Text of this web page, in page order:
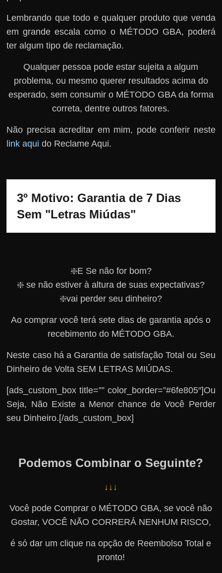
Lembrando que todo e qualquer produto que venda
em grande escala como o MÉTODO GBA, poderá
ter algum tipo de reclamação.
Qualquer pessoa pode estar sujeita a algum
problema, ou mesmo querer resultados acima do
esperado, sem consumir o MÉTODO GBA da forma
correta, dentre outros fatores.
Não precisa acreditar em mim, pode conferir neste
link aqui do Reclame Aqui.
3º Motivo: Garantia de 7 Dias
Sem "Letras Miúdas"
❇️E Se não for bom?
❇️ se não estiver à altura de suas expectativas?
❇️vai perder seu dinheiro?
Ao comprar você terá sete dias de garantia após o
recebimento do MÉTODO GBA.
Neste caso há a Garantia de satisfação Total ou Seu
Dinheiro de Volta SEM LETRAS MIÚDAS.
[ads_custom_box title=”” color_border=”#6fe805″]Ou
Seja, Não Existe a Menor chance de Você Perder
seu Dinheiro.[/ads_custom_box]
Podemos Combinar o Seguinte?
↓↓↓
Você pode Comprar o MÉTODO GBA, se você não
Gostar, VOCÊ NÃO CORRERÁ NENHUM RISCO,
é só dar um clique na opção de Reembolso Total e
pronto!